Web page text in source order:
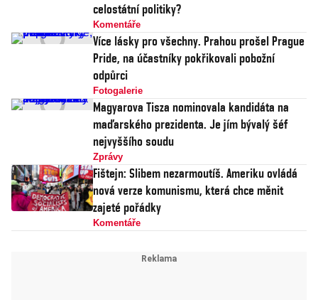
celostátní politiky?
Komentáře
Více lásky pro všechny. Prahou prošel Prague
Pride, na účastníky pokřikovali pobožní
odpůrci
Fotogalerie
Magyarova Tisza nominovala kandidáta na
maďarského prezidenta. Je jím bývalý šéf
nejvyššího soudu
Zprávy
Fištejn: Slibem nezarmoutíš. Ameriku ovládá
nová verze komunismu, která chce měnit
zajeté pořádky
Komentáře